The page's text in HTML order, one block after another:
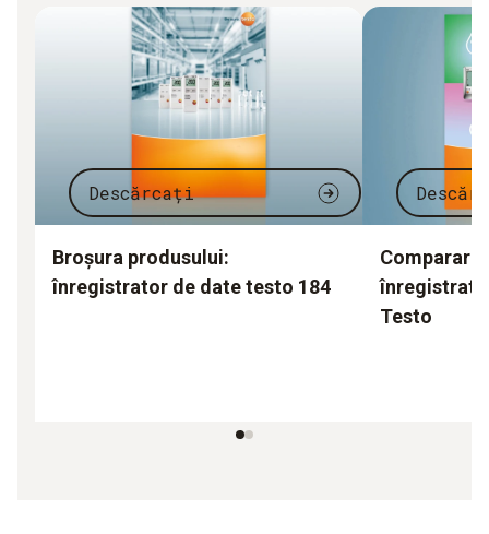
Descărcați
Broșura produsului:
înregistrator de date testo 184
Testo